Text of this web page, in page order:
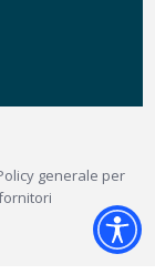
generale per